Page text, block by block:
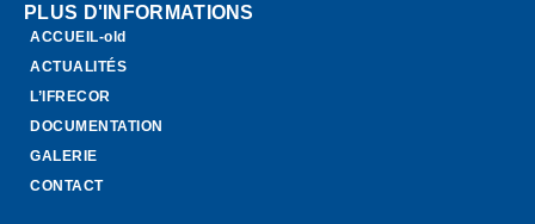
PLUS D'INFORMATIONS
ACCUEIL-old
ACTUALITÉS
L’IFRECOR
DOCUMENTATION
GALERIE
CONTACT